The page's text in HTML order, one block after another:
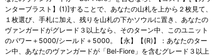
ンターブラスト】(1)]することで、あなたの山札を上から２枚見て、
１枚選び、手札に加え、残りを山札の下かソウルに置き、あなたの
ヴァンガードがグレード３以上なら、そのターン中、このユニット
のパワー＋5000/シールド＋5000。【永】【(R)】：あなたのター
ン中、あなたのヴァンガードが「Bel-Fiore」を含むグレード３以上